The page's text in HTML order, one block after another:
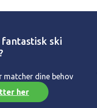
ski
matcher dine behov
her